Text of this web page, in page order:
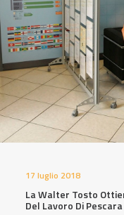
17 luglio 2018
La Walter Tosto
Del Lavoro Di Pescara